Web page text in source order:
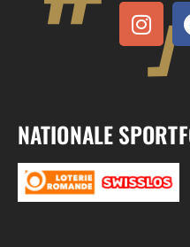
NATIONALE